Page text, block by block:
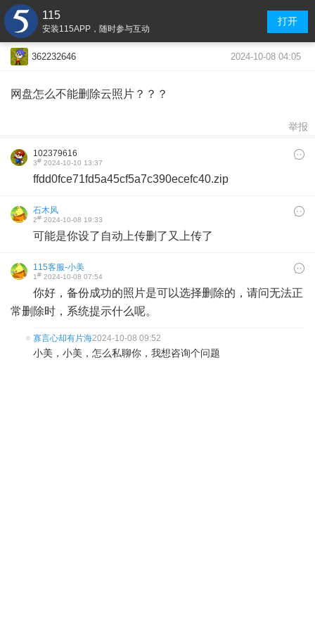
115
安装115APP，随时参与互动
打开
362232646 2024-10-08 04:05
网盘怎么不能删除云照片？？？
举报
102379616
3# 2024-10-10 13:37
ffdd0fce71fd5a45cf5a7c390ecefc40.zip
石木风
2# 2024-10-08 19:33
可能是你设了自动上传删了又上传了
115客服-小美
1# 2024-10-08 07:54
你好，备份成功的照片是可以选择删除的，请问无法正
常删除时，系统提示什么呢。
寡言心却有片海2024-10-08 09:52
小美，小美，怎么私聊你，我想咨询个问题